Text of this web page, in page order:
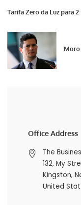
Tarifa Zero da Luz para
Moro
Office Address
The
132, My
Kingston,
United